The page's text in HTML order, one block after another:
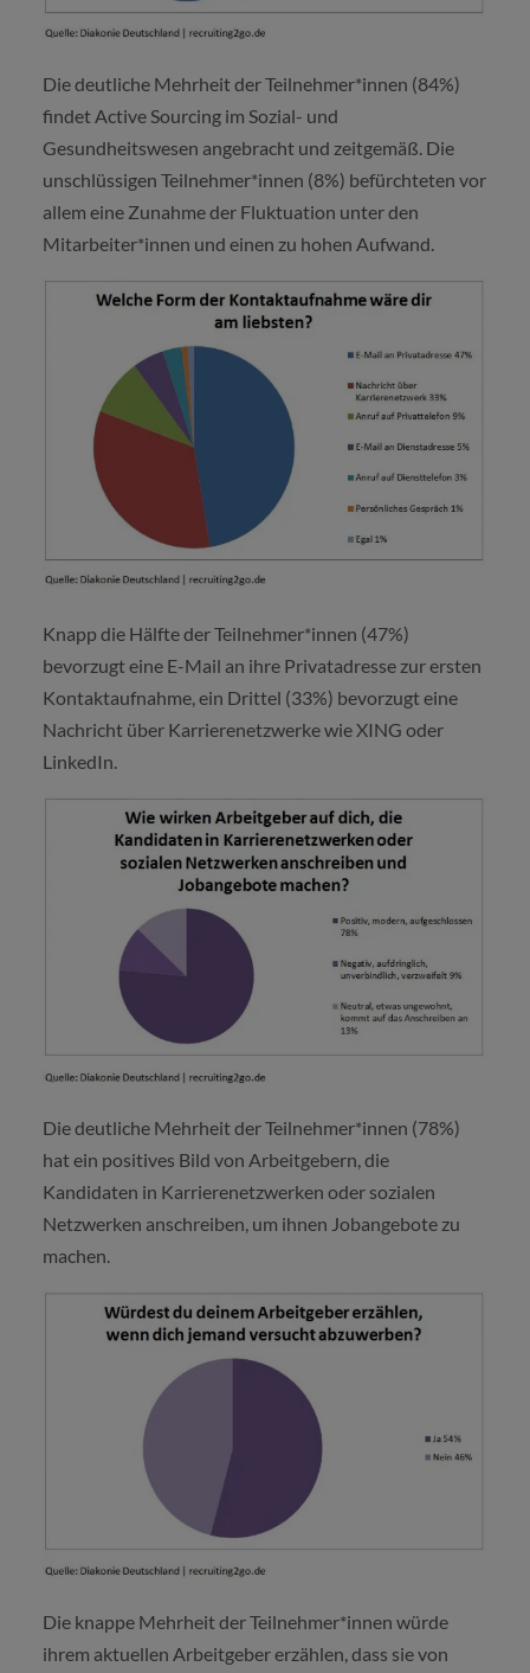
Die deutliche Mehrheit der Teilnehmer*innen (84%)
findet Active Sourcing im Sozial- und
Gesundheitswesen angebracht und zeitgemäß. Die
unschlüssigen Teilnehmer*innen (8%) befürchteten vor
allem eine Zunahme der Fluktuation unter den
Mitarbeiter*innen und einen zu hohen Aufwand.
Knapp die Hälfte der Teilnehmer*innen (47%)
bevorzugt eine E-Mail an ihre Privatadresse zur ersten
Kontaktaufnahme, ein Drittel (33%) bevorzugt eine
Nachricht über Karrierenetzwerke wie XING oder
LinkedIn.
Die deutliche Mehrheit der Teilnehmer*innen (78%)
hat ein positives Bild von Arbeitgebern, die
Kandidaten in Karrierenetzwerken oder sozialen
Netzwerken anschreiben, um ihnen Jobangebote zu
machen.
Die knappe Mehrheit der Teilnehmer*innen würde
ihrem aktuellen Arbeitgeber erzählen, dass sie von